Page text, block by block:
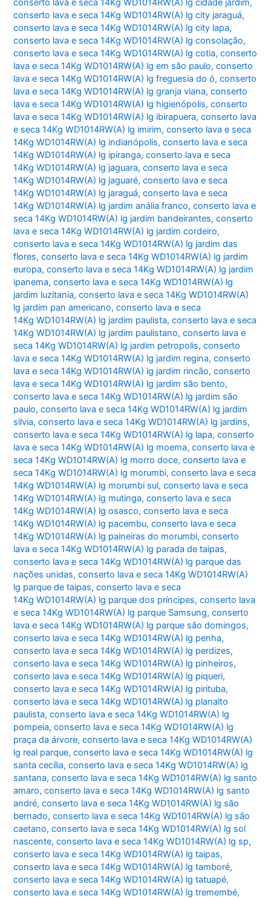
conserto lava e seca 14Kg WD1014RW(A) lg cidade jardim,
conserto lava e seca 14Kg WD1014RW(A) lg city jaraguá,
conserto lava e seca 14Kg WD1014RW(A) lg city lapa,
conserto lava e seca 14Kg WD1014RW(A) lg consolação,
conserto lava e seca 14Kg WD1014RW(A) lg cotia,conserto
lava e seca 14Kg WD1014RW(A) lg em são paulo,conserto
lava e seca 14Kg WD1014RW(A) lg freguesia do ó,conserto
lava e seca 14Kg WD1014RW(A) lg granja viana,conserto
lava e seca 14Kg WD1014RW(A) lg higienópolis,conserto
lava e seca 14Kg WD1014RW(A) lg ibirapuera,conserto lava
e seca 14Kg WD1014RW(A) lg imirim,conserto lava e seca
14Kg WD1014RW(A) lg indianópolis,conserto lava e seca
14Kg WD1014RW(A) lg ipiranga,conserto lava e seca
14Kg WD1014RW(A) lg jaguara,conserto lava e seca
14Kg WD1014RW(A) lg jaguaré,conserto lava e seca
14Kg WD1014RW(A) lg jaraguá,conserto lava e seca
14Kg WD1014RW(A) lg jardim anália franco,conserto lava e
seca 14Kg WD1014RW(A) lg jardim bandeirantes,conserto
lava e seca 14Kg WD1014RW(A) lg jardim cordeiro,
conserto lava e seca 14Kg WD1014RW(A) lg jardim das
flores,conserto lava e seca 14Kg WD1014RW(A) lg jardim
europa,conserto lava e seca 14Kg WD1014RW(A) lg jardim
ipanema,conserto lava e seca 14Kg WD1014RW(A) lg
jardim luzitania,conserto lava e seca 14Kg WD1014RW(A)
lg jardim pan americano,conserto lava e seca
14Kg WD1014RW(A) lg jardim paulista,conserto lava e seca
14Kg WD1014RW(A) lg jardim paulistano,conserto lava e
seca 14Kg WD1014RW(A) lg jardim petropolis,conserto
lava e seca 14Kg WD1014RW(A) lg jardim regina,conserto
lava e seca 14Kg WD1014RW(A) lg jardim rincão,conserto
lava e seca 14Kg WD1014RW(A) lg jardim são bento,
conserto lava e seca 14Kg WD1014RW(A) lg jardim são
paulo,conserto lava e seca 14Kg WD1014RW(A) lg jardim
silvia,conserto lava e seca 14Kg WD1014RW(A) lg jardins,
conserto lava e seca 14Kg WD1014RW(A) lg lapa,conserto
lava e seca 14Kg WD1014RW(A) lg moema,conserto lava e
seca 14Kg WD1014RW(A) lg morro doce,conserto lava e
seca 14Kg WD1014RW(A) lg morumbi,conserto lava e seca
14Kg WD1014RW(A) lg morumbi sul,conserto lava e seca
14Kg WD1014RW(A) lg mutinga,conserto lava e seca
14Kg WD1014RW(A) lg osasco,conserto lava e seca
14Kg WD1014RW(A) lg pacembu,conserto lava e seca
14Kg WD1014RW(A) lg paineiras do morumbi,conserto
lava e seca 14Kg WD1014RW(A) lg parada de taipas,
conserto lava e seca 14Kg WD1014RW(A) lg parque das
nações unidas,conserto lava e seca 14Kg WD1014RW(A)
lg parque de taipas,conserto lava e seca
14Kg WD1014RW(A) lg parque dos príncipes,conserto lava
e seca 14Kg WD1014RW(A) lg parque Samsung,conserto
lava e seca 14Kg WD1014RW(A) lg parque são domingos,
conserto lava e seca 14Kg WD1014RW(A) lg penha,
conserto lava e seca 14Kg WD1014RW(A) lg perdizes,
conserto lava e seca 14Kg WD1014RW(A) lg pinheiros,
conserto lava e seca 14Kg WD1014RW(A) lg piqueri,
conserto lava e seca 14Kg WD1014RW(A) lg pirituba,
conserto lava e seca 14Kg WD1014RW(A) lg planalto
paulista,conserto lava e seca 14Kg WD1014RW(A) lg
pompeia,conserto lava e seca 14Kg WD1014RW(A) lg
praça da árvore,conserto lava e seca 14Kg WD1014RW(A)
lg real parque,conserto lava e seca 14Kg WD1014RW(A) lg
santa cecília,conserto lava e seca 14Kg WD1014RW(A) lg
santana,conserto lava e seca 14Kg WD1014RW(A) lg santo
amaro,conserto lava e seca 14Kg WD1014RW(A) lg santo
andré,conserto lava e seca 14Kg WD1014RW(A) lg são
bernado,conserto lava e seca 14Kg WD1014RW(A) lg são
caetano,conserto lava e seca 14Kg WD1014RW(A) lg sol
nascente,conserto lava e seca 14Kg WD1014RW(A) lg sp,
conserto lava e seca 14Kg WD1014RW(A) lg taipas,
conserto lava e seca 14Kg WD1014RW(A) lg tamboré,
conserto lava e seca 14Kg WD1014RW(A) lg tatuapé,
conserto lava e seca 14Kg WD1014RW(A) lg tremembé,